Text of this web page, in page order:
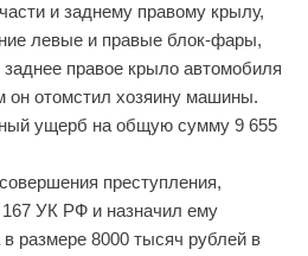
и заднему правому крылу,
левые и правые блок-фары,
правое крыло автомобиля
он отомстил хозяину машины.
ущерб на общую сумму 9 655
преступления,
167 УК РФ и назначил ему
размере 8000 тысяч рублей в